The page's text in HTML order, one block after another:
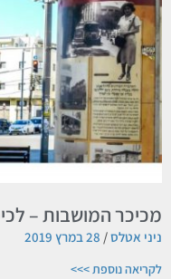
מכיכר המושבות –
ניני אטלס
לקריאה נוספת >>>